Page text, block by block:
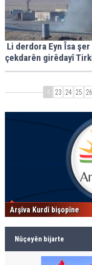
Li derdora Eyn Îsa
çekdarên girêdayî
23 24 25 26
Arşîva Kurdî bişopîne
Nûçeyên bijarte